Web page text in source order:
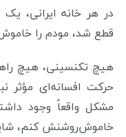
در هر خانه ایرانی،
قطع شد، مودم را
هیچ تکنسینی، هیچ
حرکت افسانه‌ای مؤثر
مشکل واقعاً وجود
خاموش‌روشنش کنم،